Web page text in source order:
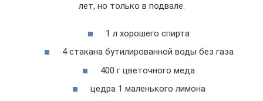
лет, но только в подвале.
1 л хорошего спирта
4 стакана бутилированной воды без газа
400 г цветочного меда
цедра 1 маленького лимона